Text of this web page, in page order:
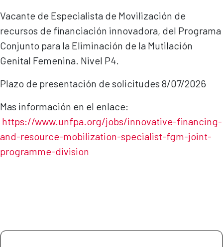
Vacante de Especialista de Movilización de
recursos de financiación innovadora, del Programa
Conjunto para la Eliminación de la Mutilación
Genital Femenina. Nivel P4.
Plazo de presentación de solicitudes 8/07/2026
Mas información en el enlace:
https://www.unfpa.org/jobs/innovative-financing-
and-resource-mobilization-specialist-fgm-joint-
programme-division